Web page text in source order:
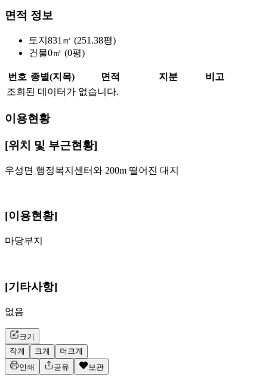
면적 정보
토지 831㎡ (251.38평)
건물0㎡ (0평)
번호 종별(지목) 면적 지분
비고
조회된 데이터가 없습니다.
이용현황
[위치 및 부근현황]
우성면 행정복지센터와 200m 떨어진 대지
[이용현황]
마당부지
[기타사항]
없음
크기
작게
크게
더크게
인쇄
공유 보관